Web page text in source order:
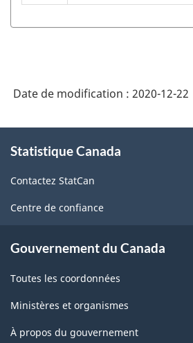
Canada
2017
-
Fabrication
et
forestière
-
le
11
décembre
2020
Date de modification : 2020-12-22
propos
ce
site
Statistique Canada
Contactez StatCan
Centre de confiance
Gouvernement du Canada
Toutes les coordonnées
Ministères et organismes
À propos du gouvernement